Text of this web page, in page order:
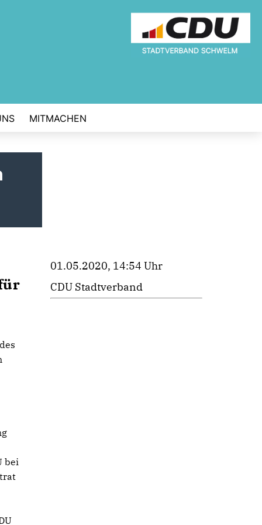
MITMACHEN
bei
01.05.2020, 14:54 Uhr
CDU Stadtverband